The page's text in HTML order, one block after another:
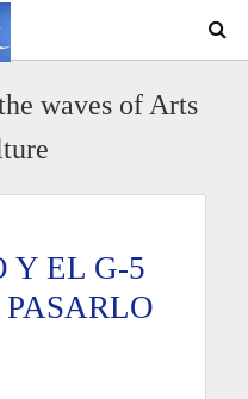
waves of Arts
Y EL G-5
PASARLO